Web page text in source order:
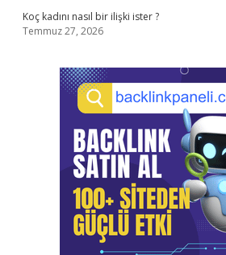
Koç kadını nasıl bir ilişki ister ?
Temmuz 27, 2026